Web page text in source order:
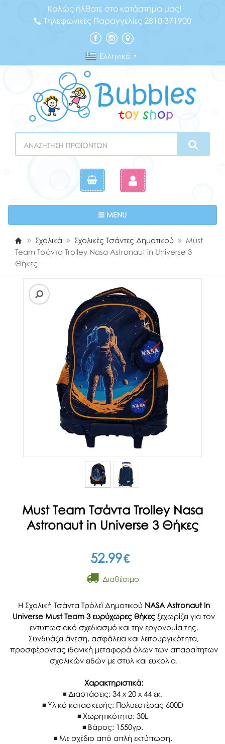
Καλώς ήλθατε στο κατάστημα μας!
Τηλεφωνικές Παραγγελίες 2810 371900
Ελληνικά ▼
MENUToggle navigation
Σχολικά Σχολικές Τσάντες Δημοτικού
Must
Team Τσάντα Trolley Nasa Astronaut in Universe 3
Θήκες
Must Team Τσάντα Trolley Nasa
Astronaut in Universe 3 Θήκες
52.99€
Διαθέσιμο
Η Σχολική Τσάντα Τρόλεϊ Δημοτικού NASA Astronaut In
Universe Must Team 3 ευρύχωρες θήκες ξεχωρίζει για τον
εντυπωσιακό σχεδιασμό και την εργονομία της.
Συνδυάζει άνεση, ασφάλεια και λειτουργικότητα,
προσφέροντας ιδανική μεταφορά όλων των απαραίτητων
σχολικών ειδών με στυλ και ευκολία.
Χαρακτηριστικά:
Διαστάσεις: 34 x 20 x 44 εκ.
Υλικό κατασκευής: Πολυεστέρας 600D
Χωρητικότητα: 30L
Βάρος: 1550γρ.
Με σχέδιο από απλή εκτύπωση.